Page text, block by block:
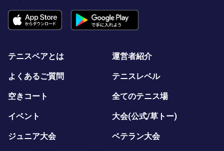
テニスベアとは 運営者紹介
よくあるご質問 テニスレベル
空きコート 全てのテニス場
イベント 大会(公式/草トー)
ジュニア大会 ベテラン大会